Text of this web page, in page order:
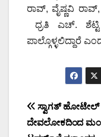
ರಾವ್, ವೈಷ್ಣವಿ ರಾವ್,
ಧ್ರತಿ ಎಚ್. ಶೆಟ್ಟಿ
ಪಾಲ್ಗೊಳ್ಳಲಿದ್ದಾರೆ
Post
ಸ್ವಾಗತ್ ಹೋಟೇಲ್
ದೇವಲೋಕದಿಂದ